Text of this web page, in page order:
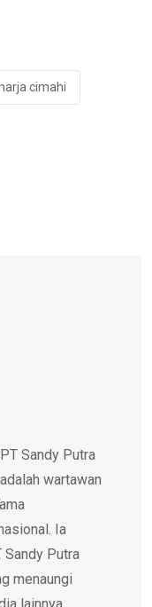
cimahi
Sandy Putra
wartawan
Ia
Putra
menaungi